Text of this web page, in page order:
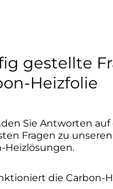
gestellte
Heizfolie
Sie Antworten auf
Fragen zu
Heizlösungen.
die Carbon-